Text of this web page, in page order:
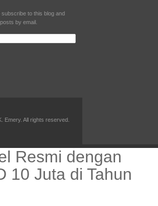
to this blog and
by email.
Emery. All rights reserved.
Resmi dengan
10 Juta di Tahun